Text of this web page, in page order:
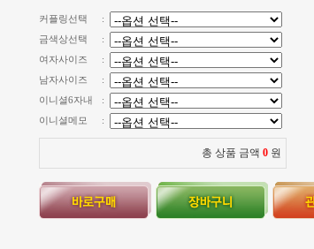
커플링선택
:
금색상선택
:
여자사이즈
:
남자사이즈
:
이니셜6자내
:
이니셜메모
:
총 상품 금액 0 원